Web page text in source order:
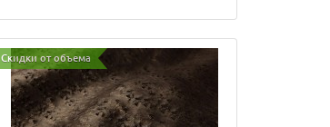
Скидки от объема